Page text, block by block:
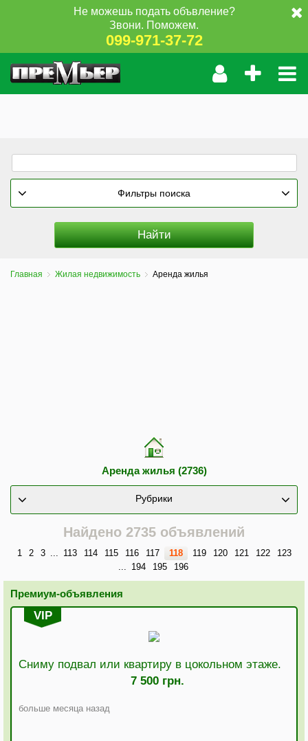
Не можешь подать объвление?
Звони. Поможем.
099-971-37-72
Фильтры поиска
Главная Жилая недвижимость Аренда жилья
Аренда жилья (2736)
Рубрики
Найдено 2735 объявлений
1 2 3 ... 113 114 115 116 117 118 119 120 121 122
123
... 194 195 196
Премиум-объявления
VIP
Сниму подвал или квартиру в цокольном этаже.
7 500 грн.
больше месяца назад